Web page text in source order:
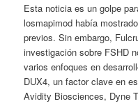
Esta noticia es un golpe
losmapimod había
previos. Sin embargo,
investigación sobre FSHD
varios enfoques en
DUX4, un factor clave en
Avidity Biosciences, Dyne